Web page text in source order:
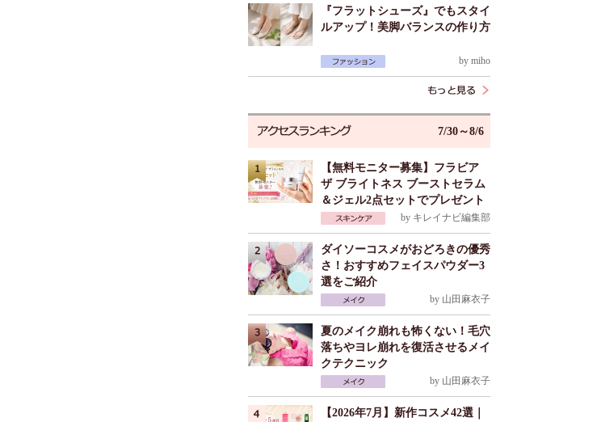
『フラットシューズ』でもスタイ
ルアップ！美脚バランスの作り方
by miho
7/30～8/6
【無料モニター募集】フラビア
ザ ブライトネス ブーストセラム
＆ジェル2点セットでプレゼント
by キレイナビ編集部
ダイソーコスメがおどろきの優秀
さ！おすすめフェイスパウダー3
選をご紹介
by 山田麻衣子
夏のメイク崩れも怖くない！毛穴
落ちやヨレ崩れを復活させるメイ
クテクニック
by 山田麻衣子
【2026年7月】新作コスメ42選｜